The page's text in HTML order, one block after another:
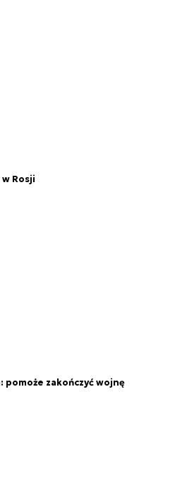
Rosji
pomoże zakończyć wojnę